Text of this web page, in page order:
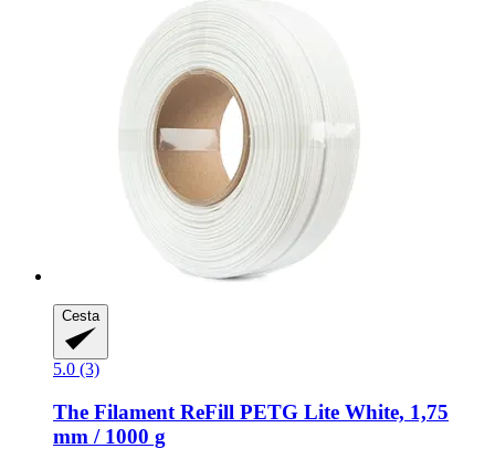
Cesta
5.0 (3)
The Filament ReFill PETG Lite White, 1,75
mm / 1000 g